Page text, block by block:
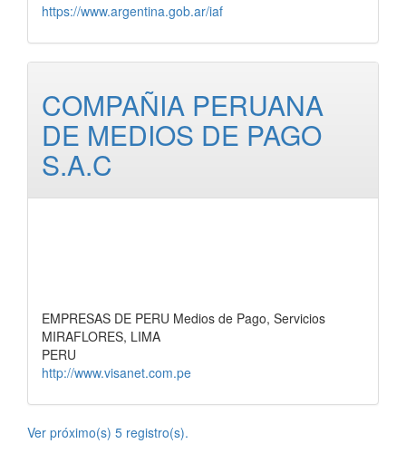
https://www.argentina.gob.ar/iaf
COMPAÑIA PERUANA
DE MEDIOS DE PAGO
S.A.C
EMPRESAS DE PERU Medios de Pago, Servicios
MIRAFLORES, LIMA
PERU
http://www.visanet.com.pe
Ver próximo(s) 5 registro(s).